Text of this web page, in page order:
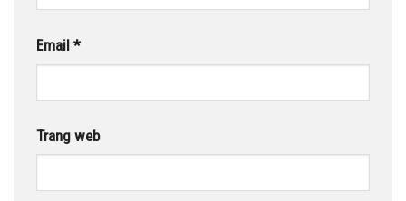
Email *
Trang web